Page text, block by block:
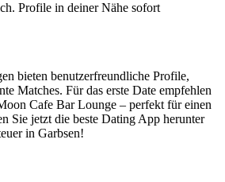
Profile in deiner Nähe sofort
bieten benutzerfreundliche Profile,
Matches. Für das erste Date empfehlen
Cafe Bar Lounge – perfekt für einen
Sie jetzt die beste Dating App herunter
in Garbsen!